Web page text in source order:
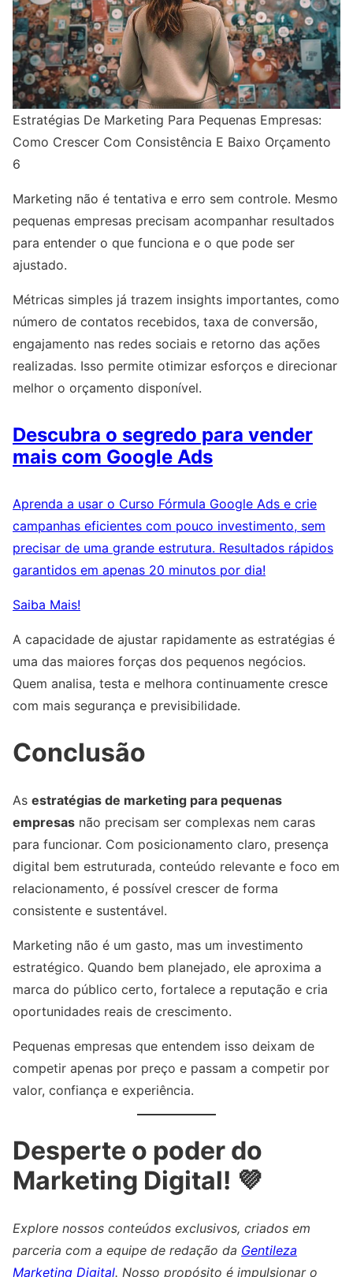
Estratégias De Marketing Para Pequenas Empresas:
Como Crescer Com Consistência E Baixo Orçamento
6
Marketing não é tentativa e erro sem controle. Mesmo
pequenas empresas precisam acompanhar resultados
para entender o que funciona e o que pode ser
ajustado.
Métricas simples já trazem insights importantes, como
número de contatos recebidos, taxa de conversão,
engajamento nas redes sociais e retorno das ações
realizadas. Isso permite otimizar esforços e direcionar
melhor o orçamento disponível.
Descubra o segredo para vender
mais com Google Ads
Aprenda a usar o Curso Fórmula Google Ads e crie
campanhas eficientes com pouco investimento, sem
precisar de uma grande estrutura. Resultados rápidos
garantidos em apenas 20 minutos por dia!
Saiba Mais!
A capacidade de ajustar rapidamente as estratégias é
uma das maiores forças dos pequenos negócios.
Quem analisa, testa e melhora continuamente cresce
com mais segurança e previsibilidade.
Conclusão
As estratégias de marketing para pequenas
empresas não precisam ser complexas nem caras
para funcionar. Com posicionamento claro, presença
digital bem estruturada, conteúdo relevante e foco em
relacionamento, é possível crescer de forma
consistente e sustentável.
Marketing não é um gasto, mas um investimento
estratégico. Quando bem planejado, ele aproxima a
marca do público certo, fortalece a reputação e cria
oportunidades reais de crescimento.
Pequenas empresas que entendem isso deixam de
competir apenas por preço e passam a competir por
valor, confiança e experiência.
Desperte o poder do
Marketing Digital! 💜
Explore nossos conteúdos exclusivos, criados em
parceria com a equipe de redação da Gentileza
Marketing Digital. Nosso propósito é impulsionar o